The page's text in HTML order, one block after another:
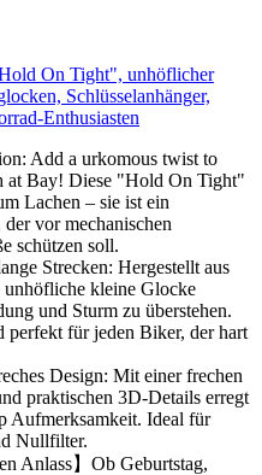
On Tight", unhöflicher
Schlüsselanhänger,
Enthusiasten
Add a urkomous twist to
at Bay! Diese "Hold On Tight"
Lachen – sie ist ein
vor mechanischen
schützen soll.
Strecken: Hergestellt aus
kleine Glocke
und Sturm zu überstehen.
perfekt für jeden Biker, der hart
Design: Mit einer frechen
praktischen 3D-Details erregt
Aufmerksamkeit. Ideal für
Nullfilter.
Anlass】Ob Geburtstag,